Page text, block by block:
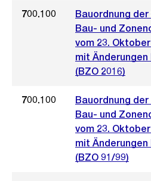
700.100
Bauordnung
Bau- und
vom 23. Oktober
mit Änderungen
(BZO 2016)
700.100
Bauordnung
Bau- und
vom 23. Oktober
mit Änderungen
(BZO 91/99)